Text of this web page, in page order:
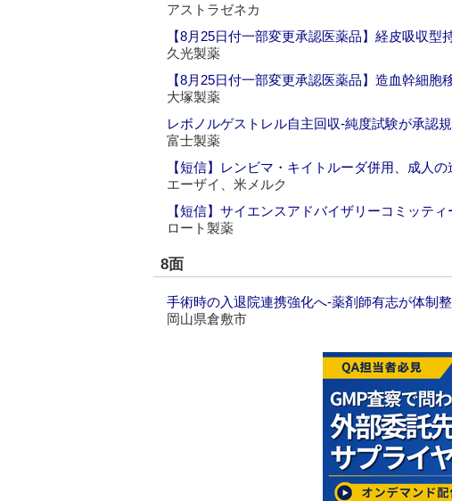
アストラゼネカ
【8月25日付一部変更承認医薬品】経皮吸収型
久光製薬
【8月25日付一部変更承認医薬品】造血幹細胞
大塚製薬
レボノルゲストレル自主回収‐純度試験が承認
富士製薬
【短信】レンビマ・キイトルーダ併用、成人
エーザイ、米メルク
【短信】サイエンスアドバイザリーコミッテ
ロート製薬
8面
手術時の入退院連携強化へ‐薬剤師有志が体制
岡山県倉敷市